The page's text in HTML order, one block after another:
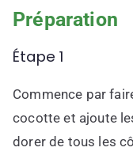
Préparation
Étape 1
Commence par
cocotte et ajoute
dorer de tous les